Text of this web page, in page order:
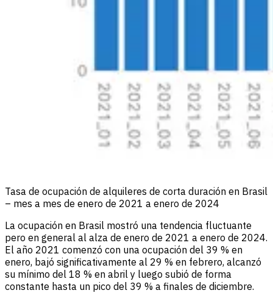
Tasa de ocupación de alquileres de corta duración en Brasil
– mes a mes de enero de 2021 a enero de 2024
La ocupación en Brasil mostró una tendencia fluctuante
pero en general al alza de enero de 2021 a enero de 2024.
El año 2021 comenzó con una ocupación del 39 % en
enero, bajó significativamente al 29 % en febrero, alcanzó
su mínimo del 18 % en abril y luego subió de forma
constante hasta un pico del 39 % a finales de diciembre.